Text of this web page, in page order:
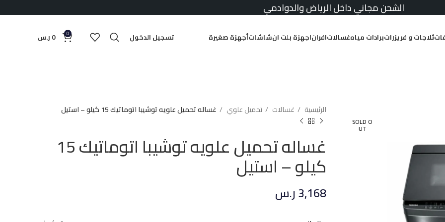
الشحن مجاني داخل الرياض والدوادمي
ثلاجات و فريزراتبرادات مياهغسالاتافراناجهزة بلت انشاشاتأجهزة صغيرة تسجيل الدخول 0
0 ر.س
SOLD O
UT
الرئيسية غسالات تحميل علوي غساله تحميل علويه توشيبا اتوماتيك 15 كيلو – استيل
غساله تحميل علويه توشيبا اتوماتيك 15
كيلو – استيل
3,168ر.س